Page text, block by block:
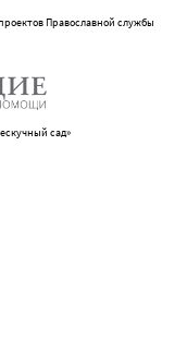
Православной службы
сад»